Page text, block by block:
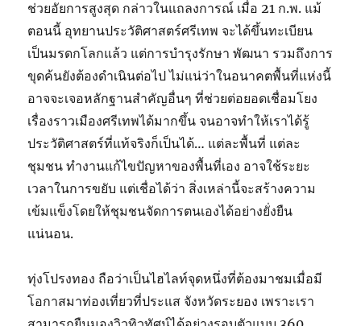
ช่วยอัยการสูงสุด กล่าวในแถลงการณ์ เมื่อ 21 ก.พ. แม้
ตอนนี้ อุทยานประวัติศาสตร์ศรีเทพ จะได้ขึ้นทะเบียน
เป็นมรดกโลกแล้ว แต่การบำรุงรักษา พัฒนา รวมถึงการ
ขุดค้นยังต้องดำเนินต่อไป ไม่แน่ว่าในอนาคตพื้นที่แห่งนี้
อาจจะเจอหลักฐานสำคัญอื่นๆ ที่ช่วยต่อยอดเชื่อมโยง
เรื่องราวเมืองศรีเทพได้มากขึ้น จนอาจทำให้เราได้รู้
ประวัติศาสตร์ที่แท้จริงก็เป็นได้… แต่ละพื้นที่ แต่ละ
ชุมชน ทำงานแก้ไขปัญหาของพื้นที่เอง อาจใช้ระยะ
เวลาในการขยับ แต่เชื่อได้ว่า สิ่งเหล่านี้จะสร้างความ
เข้มแข็งโดยให้ชุมชนจัดการตนเองได้อย่างยั่งยืน
แน่นอน.
ทุ่งโปรงทอง ถือว่าเป็นไฮไลท์จุดหนึ่งที่ต้องมาชมเมื่อมี
โอกาสมาท่องเที่ยวที่ประแส จังหวัดระยอง เพราะเรา